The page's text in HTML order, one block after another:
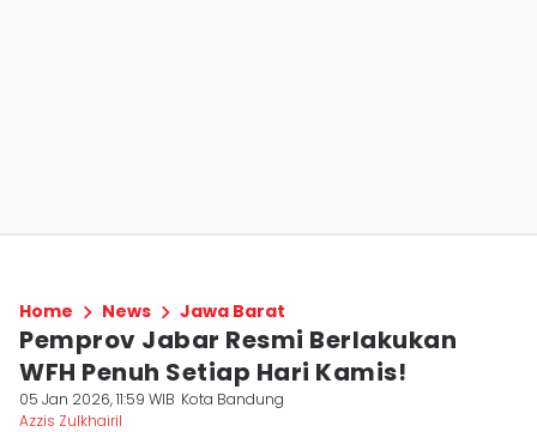
Home News Jawa Barat
Pemprov Jabar Resmi Berlakukan
WFH Penuh Setiap Hari Kamis!
05 Jan 2026, 11:59 WIB Kota Bandung
Azzis Zulkhairil